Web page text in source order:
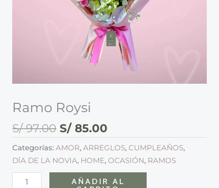
Ramo Roysi
S/97.00 S/85.00
Categorías:AMOR,ARREGLOS, CUMPLEAÑOS,
DÍA DE LA NOVIA, HOME, OCASIÓN, RAMOS
AÑADIR AL